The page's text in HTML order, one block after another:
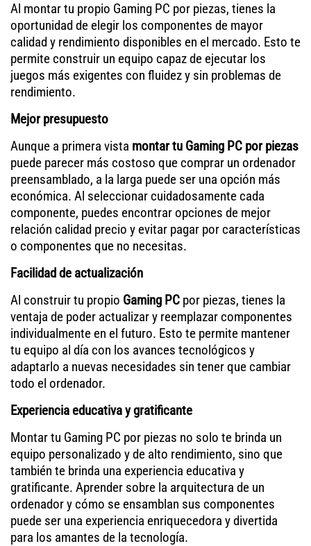
Al montar tu propio Gaming PC por piezas, tienes la
oportunidad de elegir los componentes de mayor
calidad y rendimiento disponibles en el mercado. Esto te
permite construir un equipo capaz de ejecutar los
juegos más exigentes con fluidez y sin problemas de
rendimiento.
Mejor presupuesto
Aunque a primera vista montar tu Gaming PC por piezas
puede parecer más costoso que comprar un ordenador
preensamblado, a la larga puede ser una opción más
económica. Al seleccionar cuidadosamente cada
componente, puedes encontrar opciones de mejor
relación calidad precio y evitar pagar por características
o componentes que no necesitas.
Facilidad de actualización
Al construir tu propio Gaming PC por piezas, tienes la
ventaja de poder actualizar y reemplazar componentes
individualmente en el futuro. Esto te permite mantener
tu equipo al día con los avances tecnológicos y
adaptarlo a nuevas necesidades sin tener que cambiar
todo el ordenador.
Experiencia educativa y gratificante
Montar tu Gaming PC por piezas no solo te brinda un
equipo personalizado y de alto rendimiento, sino que
también te brinda una experiencia educativa y
gratificante. Aprender sobre la arquitectura de un
ordenador y cómo se ensamblan sus componentes
puede ser una experiencia enriquecedora y divertida
para los amantes de la tecnología.